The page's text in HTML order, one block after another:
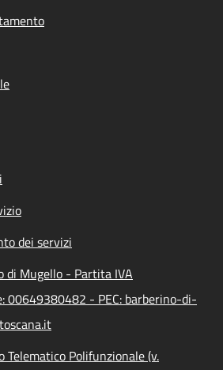
dei servizi
di Mugello - Partita IVA
00649380482 - PEC: barberino-di-
Telematico Polifunzionale (v.